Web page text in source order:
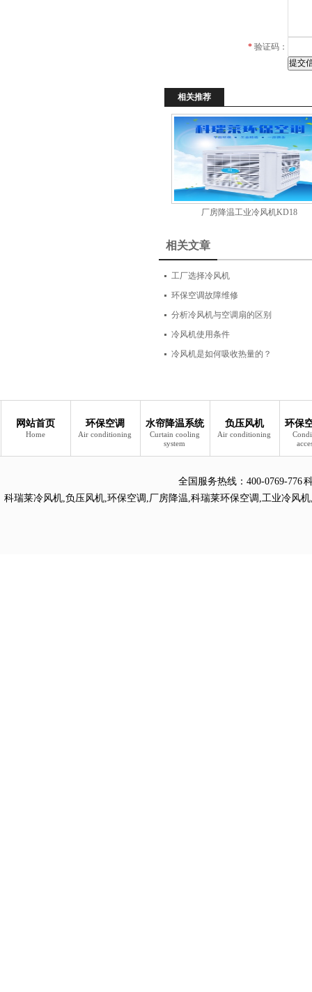
* 验证码：
相关推荐
厂房降温工业冷风机KD18
相关文章
工厂选择冷风机
环保空调故障维修
分析冷风机与空调扇的区别
冷风机使用条件
冷风机是如何吸收热量的？
网站首页
Home
环保空调
Air conditioning
水帘降温系统
Curtain cooling
system
负压风机
Air conditioning
环保
全国服务热线： 400-0769-776
科瑞莱冷风机,负压风机,环保空调 ,厂房降温,科瑞莱环保空调 ,工业冷风机